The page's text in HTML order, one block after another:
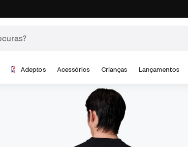
Adeptos Acessórios Crianças Lançamentos